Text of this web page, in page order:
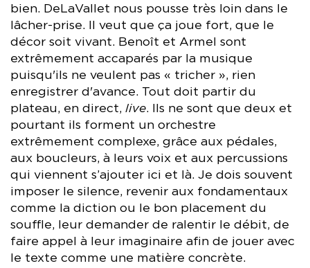
bien. DeLaVallet nous pousse très loin dans le
lâcher-prise. Il veut que ça joue fort, que le
décor soit vivant. Benoît et Armel sont
extrêmement accaparés par la musique
puisqu'ils ne veulent pas « tricher », rien
enregistrer d'avance. Tout doit partir du
plateau, en direct, live. Ils ne sont que deux et
pourtant ils forment un orchestre
extrêmement complexe, grâce aux pédales,
aux boucleurs, à leurs voix et aux percussions
qui viennent s’ajouter ici et là. Je dois souvent
imposer le silence, revenir aux fondamentaux
comme la diction ou le bon placement du
souffle, leur demander de ralentir le débit, de
faire appel à leur imaginaire afin de jouer avec
le texte comme une matière concrète.